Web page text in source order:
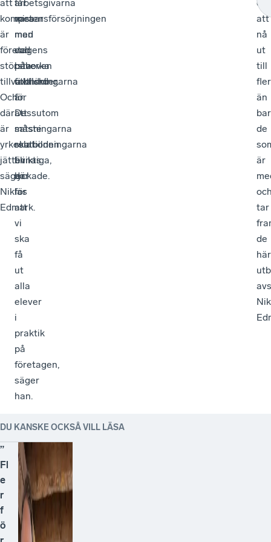
att
kompetensförsörjningen
är
företagens
största
tillväxthinder.
Och
där
är
yrkesutbildningarna
jätteviktiga,
säger
Niklas
Edmark.
får
vara
med
och
påverka
utbildningarna
för
att
satsningarna
ska
bli
lyckade.
arbetsgivarna
missar
man
vad
behoven
faktiskt
är.
Dessutom
måste
relationen
finnas
där
för
att
vi
ska
få
ut
alla
elever
i
praktik
på
företagen,
säger
han.
det
att
nå
ut
till
fler
än
de
är
tar
de
här
DU KANSKE OCKSÅ VILL LÄSA
”
Fl
e
r
f
ö